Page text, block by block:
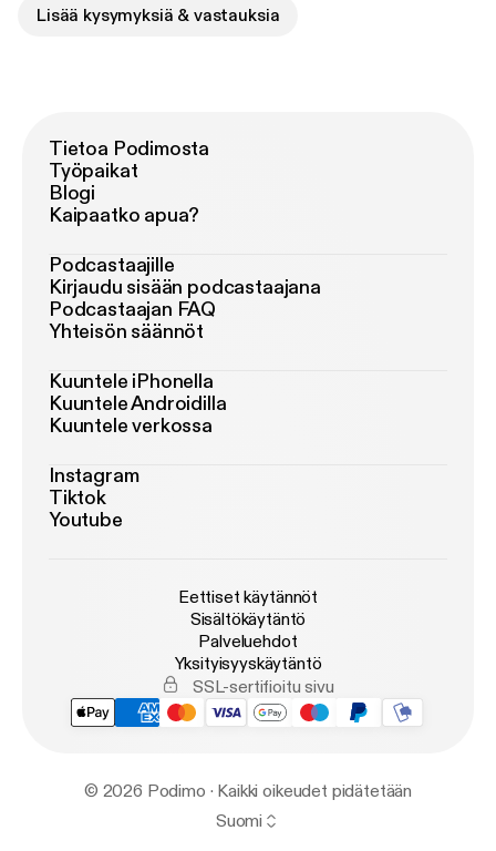
Lisää kysymyksiä & vastauksia
Tietoa Podimosta
Työpaikat
Blogi
Kaipaatko apua?
Podcastaajille
Kirjaudu sisään podcastaajana
Podcastaajan FAQ
Yhteisön säännöt
Kuuntele iPhonella
Kuuntele Androidilla
Kuuntele verkossa
Instagram
Tiktok
Youtube
Eettiset käytännöt
Sisältökäytäntö
Palveluehdot
Yksityisyyskäytäntö
SSL-sertifioitu sivu
© 2026 Podimo · Kaikki oikeudet pidätetään
Suomi